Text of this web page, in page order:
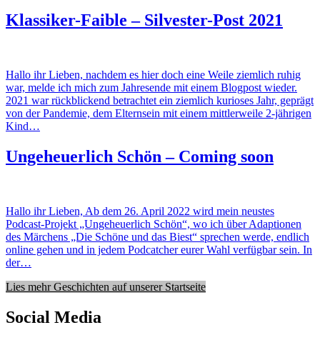
Klassiker-Faible – Silvester-Post 2021
Hallo ihr Lieben, nachdem es hier doch eine Weile ziemlich ruhig
war, melde ich mich zum Jahresende mit einem Blogpost wieder.
2021 war rückblickend betrachtet ein ziemlich kurioses Jahr, geprägt
von der Pandemie, dem Elternsein mit einem mittlerweile 2-jährigen
Kind…
Ungeheuerlich Schön – Coming soon
Hallo ihr Lieben, Ab dem 26. April 2022 wird mein neustes
Podcast-Projekt „Ungeheuerlich Schön“, wo ich über Adaptionen
des Märchens „Die Schöne und das Biest“ sprechen werde, endlich
online gehen und in jedem Podcatcher eurer Wahl verfügbar sein. In
der…
Lies mehr Geschichten auf unserer Startseite
Social Media